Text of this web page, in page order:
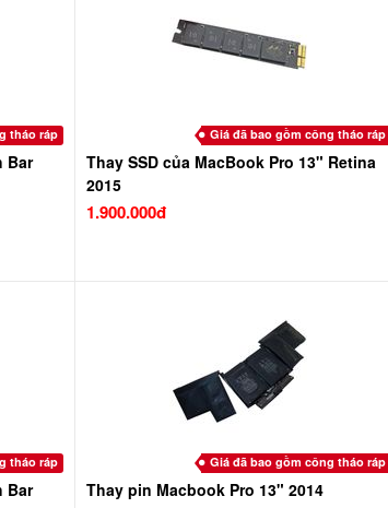
tháo ráp
Bar
Giá đã bao gồm công tháo ráp
Thay SSD của MacBook Pro 13" Retina
2015
1.900.000đ
tháo ráp
Bar
Giá đã bao gồm công tháo ráp
Thay pin Macbook Pro 13" 2014